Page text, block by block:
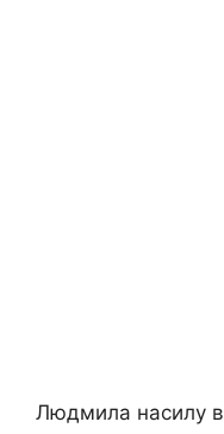
Людмила насилу